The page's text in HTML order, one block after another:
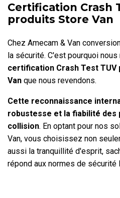
Certification Crash
produits Store Van
Chez Amecam & Van
la sécurité. C'est pourquoi
certification Crash Test
Van que nous revendons.
Cette reconnaissance
robustesse et la fiabilité des
collision. En optant pour nos
Van, vous choisissez non
aussi la tranquillité d'esprit,
répond aux normes de